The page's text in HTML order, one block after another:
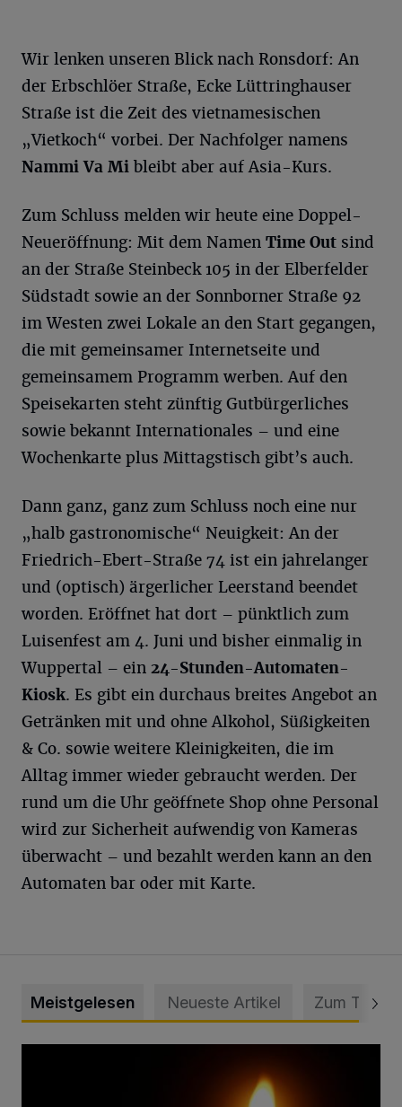
Wir lenken unseren Blick nach Ronsdorf: An
der Erbschlöer Straße, Ecke Lüttringhauser
Straße ist die Zeit des vietnamesischen
„Vietkoch“ vorbei. Der Nachfolger namens
Nammi Va Mi bleibt aber auf Asia-Kurs.
Zum Schluss melden wir heute eine Doppel-
Neueröffnung: Mit dem Namen Time Out sind
an der Straße Steinbeck 105 in der Elberfelder
Südstadt sowie an der Sonnborner Straße 92
im Westen zwei Lokale an den Start gegangen,
die mit gemeinsamer Internetseite und
gemeinsamem Programm werben. Auf den
Speisekarten steht zünftig Gutbürgerliches
sowie bekannt Internationales – und eine
Wochenkarte plus Mittagstisch gibt’s auch.
Dann ganz, ganz zum Schluss noch eine nur
„halb gastronomische“ Neuigkeit: An der
Friedrich-Ebert-Straße 74 ist ein jahrelanger
und (optisch) ärgerlicher Leerstand beendet
worden. Eröffnet hat dort – pünktlich zum
Luisenfest am 4. Juni und bisher einmalig in
Wuppertal – ein 24-Stunden-Automaten-
Kiosk. Es gibt ein durchaus breites Angebot an
Getränken mit und ohne Alkohol, Süßigkeiten
& Co. sowie weitere Kleinigkeiten, die im
Alltag immer wieder gebraucht werden. Der
rund um die Uhr geöffnete Shop ohne Personal
wird zur Sicherheit aufwendig von Kameras
überwacht – und bezahlt werden kann an den
Automaten bar oder mit Karte.
Meistgelesen Neueste Artikel Zum Thema